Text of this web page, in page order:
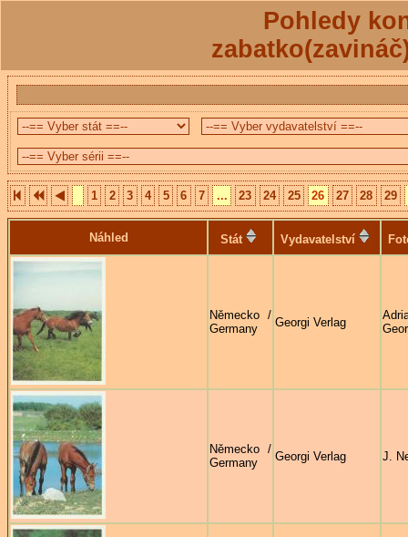
Pohledy
1 2 3 4 5 6 7 ... 23 24 25 26 27 28 29
Náhled Stát Vydavatelství
Německo /
Germany
Georgi Verlag
Německo /
Germany
Georgi Verlag J.